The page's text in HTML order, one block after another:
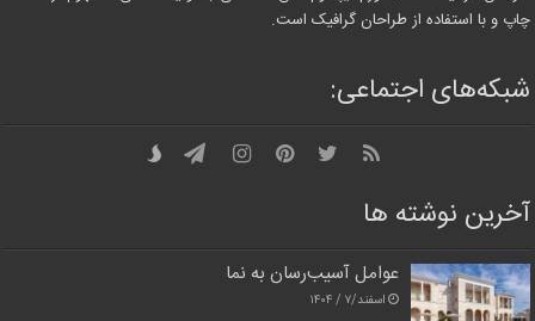
چاپ و با استفاده از طراحان گرافیک است.
شبکه‌های اجتماعی:
آخرین نوشته ها
عوامل آسیب‌رسان به نما
اسفند/۷ / ۱۴۰۴